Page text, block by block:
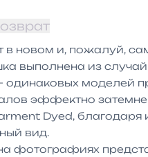
в новом и, пожалуй,
выполнена из
одинаковых моделей
эффектно
Dyed,
вид.
фотографиях